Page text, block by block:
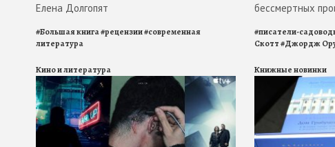
Елена Долгопят
#Большая книга#рецензии#современная
литература
бессмертных
#писатели-
Скотт#Джордж
Кино и литература Книжные новинки